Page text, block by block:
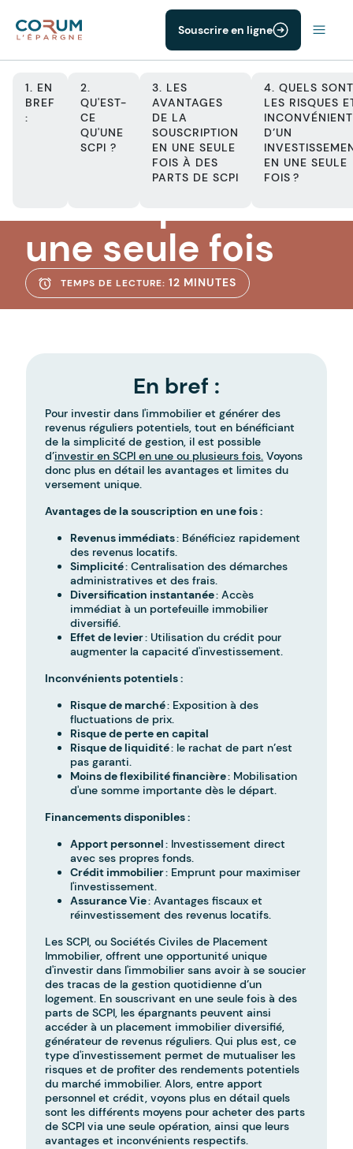
Souscrire en ligne
1. EN
BREF
:
2.
QU'EST-
CE
QU'UNE
SCPI ?
3. LES
AVANTAGES
DE LA
SOUSCRIPTION
EN UNE SEULE
FOIS À DES
PARTS DE SCPI
4. QUELS SONT
LES RISQUES
D’UN
EN UNE SEULE
FOIS ?
SCPI - La
souscription en
une seule fois
TEMPS DE LECTURE: 12 MINUTES
En bref :
Pour investir dans l'immobilier et générer des
revenus réguliers potentiels, tout en bénéficiant
de la simplicité de gestion, il est possible
d’investir en SCPI en une ou plusieurs fois. Voyons
donc plus en détail les avantages et limites du
versement unique.
Avantages de la souscription en une fois :
Revenus immédiats: Bénéficiez rapidement
des revenus locatifs.
Simplicité: Centralisation des démarches
administratives et des frais.
Diversification instantanée: Accès
immédiat à un portefeuille immobilier
diversifié.
Effet de levier: Utilisation du crédit pour
augmenter la capacité d'investissement.
Inconvénients potentiels :
Risque de marché: Exposition à des
fluctuations de prix.
Risque de perte en capital
Risque de liquidité: le rachat de part n’est
pas garanti.
Moins de flexibilité financière: Mobilisation
d'une somme importante dès le départ.
Financements disponibles :
Apport personnel: Investissement direct
avec ses propres fonds.
Crédit immobilier: Emprunt pour maximiser
l'investissement.
Assurance Vie: Avantages fiscaux et
réinvestissement des revenus locatifs.
Les SCPI, ou Sociétés Civiles de Placement
Immobilier, offrent une opportunité unique
d'investir dans l'immobilier sans avoir à se soucier
des tracas de la gestion quotidienne d’un
logement. En souscrivant en une seule fois à des
parts de SCPI, les épargnants peuvent ainsi
accéder à un placement immobilier diversifié,
générateur de revenus réguliers. Qui plus est, ce
type d'investissement permet de mutualiser les
risques et de profiter des rendements potentiels
du marché immobilier. Alors, entre apport
personnel et crédit, voyons plus en détail quels
sont les différents moyens pour acheter des parts
de SCPI via une seule opération, ainsi que leurs
avantages et inconvénients respectifs.